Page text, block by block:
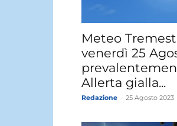
Meteo
venerdì 25
Allerta gialla...
Redazione 25 Agosto 2023